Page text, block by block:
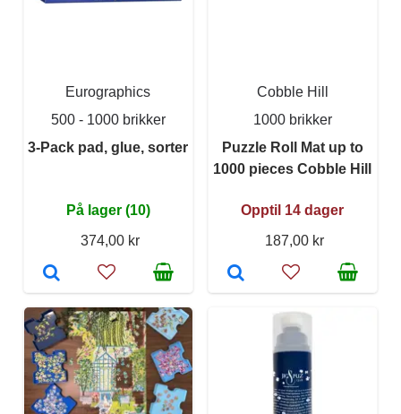
Eurographics
500 - 1000 brikker
3-Pack pad, glue, sorter
På lager (10)
374,00 kr
Cobble Hill
1000 brikker
Puzzle Roll Mat up to
1000 pieces Cobble Hill
Opptil 14 dager
187,00 kr